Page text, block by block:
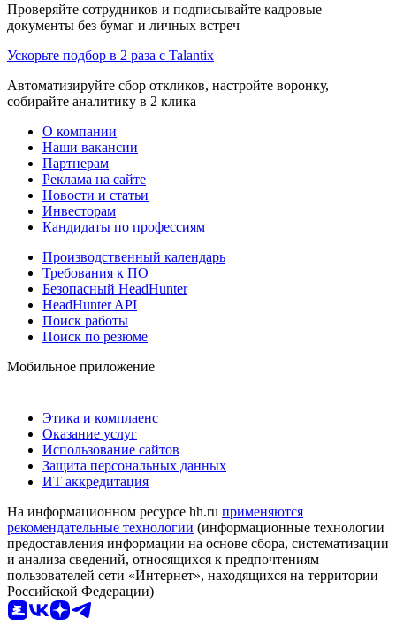
Проверяйте сотрудников и подписывайте кадровые
документы без бумаг и личных встреч
Ускорьте подбор в 2 раза с Talantix
Автоматизируйте сбор откликов, настройте воронку,
собирайте аналитику в 2 клика
О компании
Наши вакансии
Партнерам
Реклама на сайте
Новости и статьи
Инвесторам
Кандидаты по профессиям
Производственный календарь
Требования к ПО
Безопасный HeadHunter
HeadHunter API
Поиск работы
Поиск по резюме
Мобильное приложение
Этика и комплаенс
Оказание услуг
Использование сайтов
Защита персональных данных
ИТ аккредитация
На информационном ресурсе hh.ru применяются
рекомендательные технологии (информационные технологии
предоставления информации на основе сбора, систематизации
и анализа сведений, относящихся к предпочтениям
пользователей сети «Интернет», находящихся на территории
Российской Федерации)